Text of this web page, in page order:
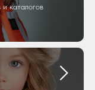
каталогов